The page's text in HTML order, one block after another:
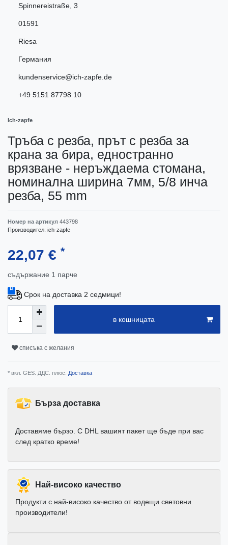
Spinnereistraße 3
01591
Riesa
Германия
kundenservice@ich-zapfe.de
+49 5151 87798 10
Ich-zapfe
Тръба с резба, прът с резба за
крана за бира, едностранно
врязване - неръждаема стомана,
номинална ширина 7мм, 5/8 инча
резба, 55 mm
Номер на артикул 443798
Производител: ich-zapfe
22,07 € *
съдържание 1 парче
Срок на доставка 2 седмици!
в кошницата
списъка с желания
* вкл. GES. ДДС. плюс. Доставка
Бърза доставка
Доставяме бързо. С DHL вашият пакет ще бъде при вас
след кратко време!
Най-високо качество
Продукти с най-високо качество от водещи световни
производители!